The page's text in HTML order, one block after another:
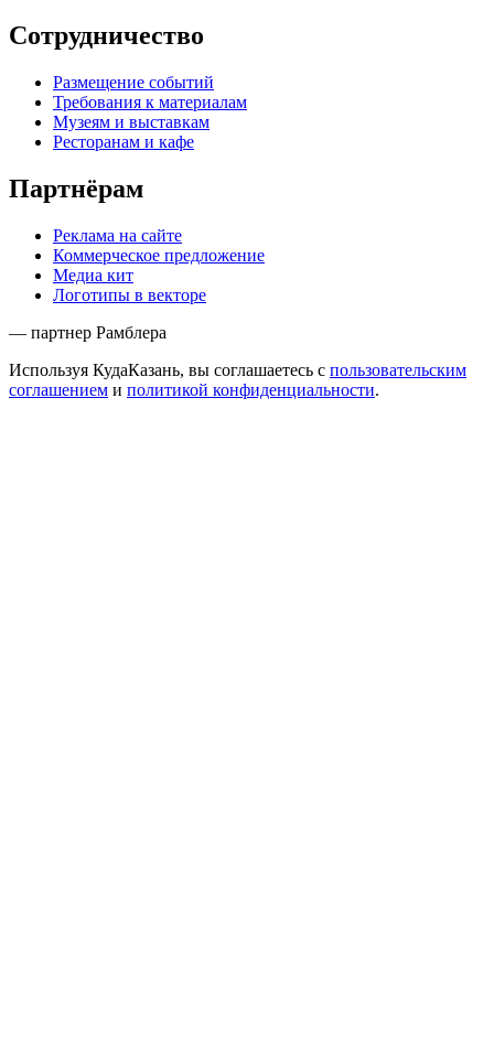
Сотрудничество
Размещение событий
Требования к материалам
Музеям и выставкам
Ресторанам и кафе
Партнёрам
Реклама на сайте
Коммерческое предложение
Медиа кит
Логотипы в векторе
— партнер Рамблера
Используя КудаКазань, вы соглашаетесь с пользовательским
соглашением и политикой конфиденциальности.